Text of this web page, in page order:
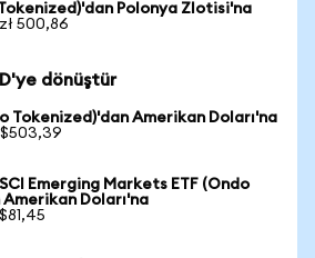
Polonya Zlotisi'na
500,86
dönüştür
Tokenized)'dan Amerikan Doları'na
$503,39
Emerging Markets ETF (Ondo
Doları'na